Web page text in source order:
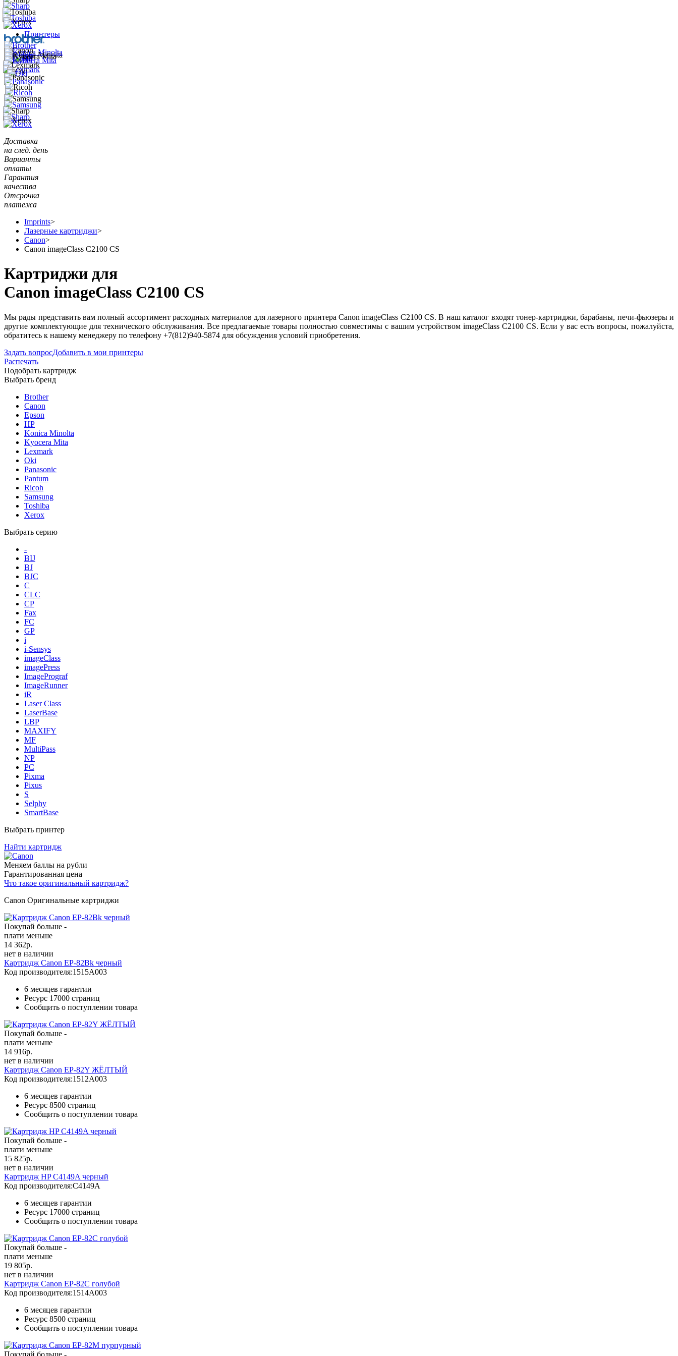
Принтеры
Доставка
на след. день
Варианты
оплаты
Гарантия
качества
Отсрочка
платежа
Imprints>
Лазерные картриджи>
Canon>
Canon imageClass C2100 CS
Картриджи для
Canon imageClass C2100 CS
Мы рады представить вам полный ассортимент расходных материалов для лазерного принтера Canon imageClass C2100 CS. В наш каталог входят тонер-картриджи, барабаны, печи-фьюзеры и
другие комплектующие для технического обслуживания. Все предлагаемые товары полностью совместимы с вашим устройством imageClass C2100 CS. Если у вас есть вопросы, пожалуйста,
обратитесь к нашему менеджеру по телефону +7(812)940-5874 для обсуждения условий приобретения.
Задать вопросДобавить в мои принтеры
Распечать
Подобрать картридж
Выбрать бренд
Brother
Canon
Epson
HP
Konica Minolta
Kyocera Mita
Lexmark
Oki
Panasonic
Pantum
Ricoh
Samsung
Toshiba
Xerox
Выбрать серию
-
BIJ
BJ
BJC
C
CLC
CP
Fax
FC
GP
i
i-Sensys
imageClass
imagePress
ImagePrograf
ImageRunner
iR
Laser Class
LaserBase
LBP
MAXIFY
MF
MultiPass
NP
PC
Pixma
Pixus
S
Selphy
SmartBase
Выбрать принтер
Найти картридж
Меняем баллы на рубли
Гарантированная цена
Что такое оригинальный картридж?
Canon Оригинальные картриджи
Покупай больше -
плати меньше
14 362р.
нет в наличии
Картридж Canon EP-82Bk черный
Код производителя:1515A003
6 месяцев гарантии
Ресурс 17000 страниц
Сообщить о поступлении товара
Покупай больше -
плати меньше
14 916р.
нет в наличии
Картридж Canon EP-82Y ЖЁЛТЫЙ
Код производителя:1512A003
6 месяцев гарантии
Ресурс 8500 страниц
Сообщить о поступлении товара
Покупай больше -
плати меньше
15 825р.
нет в наличии
Картридж HP C4149A черный
Код производителя:C4149A
6 месяцев гарантии
Ресурс 17000 страниц
Сообщить о поступлении товара
Покупай больше -
плати меньше
19 805р.
нет в наличии
Картридж Canon EP-82C голубой
Код производителя:1514A003
6 месяцев гарантии
Ресурс 8500 страниц
Сообщить о поступлении товара
Покупай больше -